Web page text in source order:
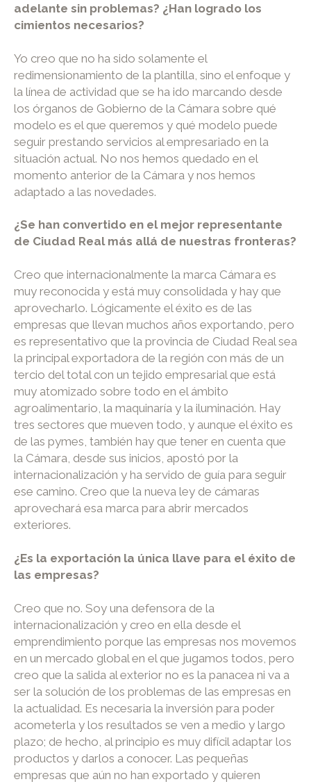
adelante sin problemas? ¿Han logrado los
cimientos necesarios?
Yo creo que no ha sido solamente el
redimensionamiento de la plantilla, sino el enfoque y
la línea de actividad que se ha ido marcando desde
los órganos de Gobierno de la Cámara sobre qué
modelo es el que queremos y qué modelo puede
seguir prestando servicios al empresariado en la
situación actual. No nos hemos quedado en el
momento anterior de la Cámara y nos hemos
adaptado a las novedades.
¿Se han convertido en el mejor representante
de Ciudad Real más allá de nuestras fronteras?
Creo que internacionalmente la marca Cámara es
muy reconocida y está muy consolidada y hay que
aprovecharlo. Lógicamente el éxito es de las
empresas que llevan muchos años exportando, pero
es representativo que la provincia de Ciudad Real sea
la principal exportadora de la región con más de un
tercio del total con un tejido empresarial que está
muy atomizado sobre todo en el ámbito
agroalimentario, la maquinaría y la iluminación. Hay
tres sectores que mueven todo, y aunque el éxito es
de las pymes, también hay que tener en cuenta que
la Cámara, desde sus inicios, apostó por la
internacionalización y ha servido de guía para seguir
ese camino. Creo que la nueva ley de cámaras
aprovechará esa marca para abrir mercados
exteriores.
¿Es la exportación la única llave para el éxito de
las empresas?
Creo que no. Soy una defensora de la
internacionalización y creo en ella desde el
emprendimiento porque las empresas nos movemos
en un mercado global en el que jugamos todos, pero
creo que la salida al exterior no es la panacea ni va a
ser la solución de los problemas de las empresas en
la actualidad. Es necesaria la inversión para poder
acometerla y los resultados se ven a medio y largo
plazo; de hecho, al principio es muy difícil adaptar los
productos y darlos a conocer. Las pequeñas
empresas que aún no han exportado y quieren